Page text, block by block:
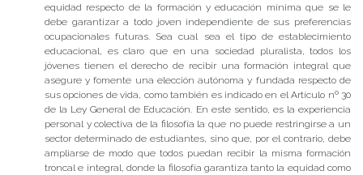
equidad respecto de la formación y educación mínima que se le
debe garantizar a todo joven independiente de sus preferencias
ocupacionales futuras. Sea cual sea el tipo de establecimiento
educacional, es claro que en una sociedad pluralista, todos los
jóvenes tienen el derecho de recibir una formación integral que
asegure y fomente una elección autónoma y fundada respecto de
sus opciones de vida, como también es indicado en el Artículo nº 30
de la Ley General de Educación. En este sentido, es la experiencia
personal y colectiva de la filosofía la que no puede restringirse a un
sector determinado de estudiantes, sino que, por el contrario, debe
ampliarse de modo que todos puedan recibir la misma formación
troncal e integral, donde la filosofía garantiza tanto la equidad como